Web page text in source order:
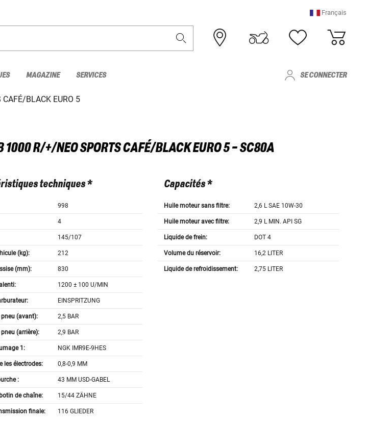
Français
MAGAZINE SERVICES SE CONNECTER
BLACK EURO 5
1000 R/+/NEO SPORTS CAFÉ/BLACK EURO 5 - SC80A
techniques *
998
4
145/107
(kg): 212
(mm): 830
1200 ± 100 U/MIN
EINSPRITZUNG
pneu (avant): 2,5 BAR
(arrière): 2,9 BAR
1: NGK IMR9E-9HES
les électrodes: 0,8-0,9 MM
: 43 MM USD-GABEL
de chaîne: 15/44 ZÄHNE
finale: 116 GLIEDER
Capacités *
Huile moteur sans filtre: 2,6 L SAE 10W-30
Huile moteur avec filtre: 2,9 L MIN. API SG
Liquide de frein: DOT 4
Volume du réservoir: 16,2 LITER
Liquide de refroidissement: 2,75 LITER